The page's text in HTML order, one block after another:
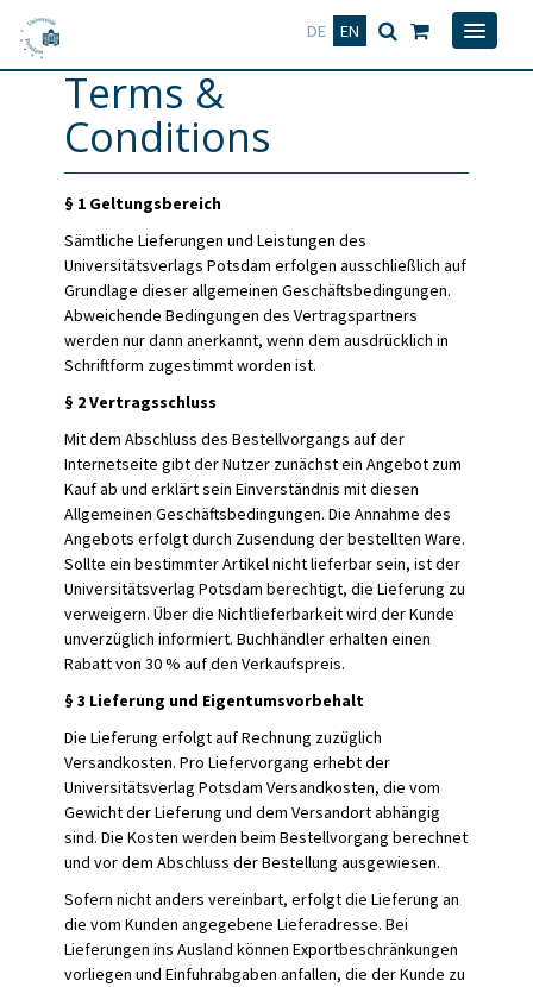
DE EN
Deutsch
Terms &
Conditions
§ 1 Geltungsbereich
Sämtliche Lieferungen und Leistungen des
Universitätsverlags Potsdam erfolgen ausschließlich auf
Grundlage dieser allgemeinen Geschäftsbedingungen.
Abweichende Bedingungen des Vertragspartners
werden nur dann anerkannt, wenn dem ausdrücklich in
Schriftform zugestimmt worden ist.
§ 2 Vertragsschluss
Mit dem Abschluss des Bestellvorgangs auf der
Internetseite gibt der Nutzer zunächst ein Angebot zum
Kauf ab und erklärt sein Einverständnis mit diesen
Allgemeinen Geschäftsbedingungen. Die Annahme des
Angebots erfolgt durch Zusendung der bestellten Ware.
Sollte ein bestimmter Artikel nicht lieferbar sein, ist der
Universitätsverlag Potsdam berechtigt, die Lieferung zu
verweigern. Über die Nichtlieferbarkeit wird der Kunde
unverzüglich informiert. Buchhändler erhalten einen
Rabatt von 30 % auf den Verkaufspreis.
§ 3 Lieferung und Eigentumsvorbehalt
Die Lieferung erfolgt auf Rechnung zuzüglich
Versandkosten. Pro Liefervorgang erhebt der
Universitätsverlag Potsdam Versandkosten, die vom
Gewicht der Lieferung und dem Versandort abhängig
sind. Die Kosten werden beim Bestellvorgang berechnet
und vor dem Abschluss der Bestellung ausgewiesen.
Sofern nicht anders vereinbart, erfolgt die Lieferung an
die vom Kunden angegebene Lieferadresse. Bei
Lieferungen ins Ausland können Exportbeschränkungen
vorliegen und Einfuhrabgaben anfallen, die der Kunde zu